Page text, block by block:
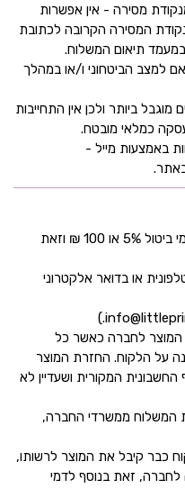
מסירה - אין אפשרות
המסירה הקרובה לכתובת
תיאום המשלוח.
למצב הביטחוני ו/או במהלך
ביותר ולכן אין התחייבות
כמלאי מובטח.
באמצעות מייל -
מדיניות ביטול היא מיום קבלת המוצר ודמי ביטול 5% או 100 ₪ וזאת
או בדואר אלקטרוני
המוצר לחברה כאשר כל
על הלקוח. החזרת המוצר
המקורית ושעדיין לא
המשלוח ממשרדי החברה,
כבר קיבל את המוצר לרשותו,
לחברה, זאת בנוסף לדמי